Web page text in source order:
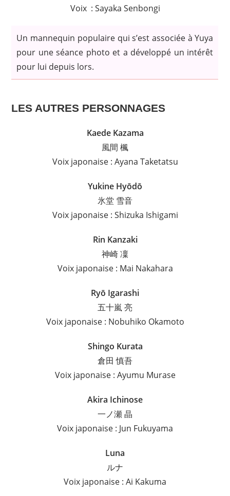
Voix : Sayaka Senbongi
Un mannequin populaire qui s’est associée à Yuya
pour une séance photo et a développé un intérêt
pour lui depuis lors.
LES AUTRES PERSONNAGES
Kaede Kazama
風間 楓
Voix japonaise : Ayana Taketatsu
Yukine Hyōdō
氷堂 雪音
Voix japonaise : Shizuka Ishigami
Rin Kanzaki
神崎 凜
Voix japonaise : Mai Nakahara
Ryō Igarashi
五十嵐 亮
Voix japonaise : Nobuhiko Okamoto
Shingo Kurata
倉田 慎吾
Voix japonaise : Ayumu Murase
Akira Ichinose
一ノ瀬 晶
Voix japonaise : Jun Fukuyama
Luna
ルナ
Voix japonaise : Ai Kakuma